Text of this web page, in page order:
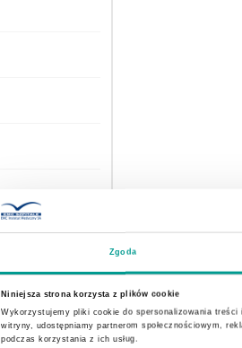
Zgoda
Niniejsza strona korzysta z plików cookie
Wykorzystujemy pliki cookie do spersonalizowania
witryny, udostępniamy partnerom społecznościowym,
podczas korzystania z ich usług.